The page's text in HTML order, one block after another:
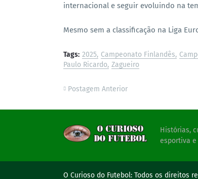
internacional e seguir evoluindo na
Mesmo sem a classificação na Liga
Tags: 2025 Campeonato Finlandês
Paulo Ricardo Zagueiro
Postagem Anterior
Histórias,
esportiva
O Curioso do Futebol: Todos os direitos